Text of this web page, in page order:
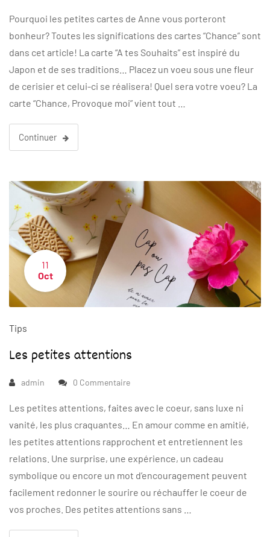
Pourquoi les petites cartes de Anne vous porteront
bonheur? Toutes les significations des cartes “Chance” sont
dans cet article! La carte “A tes Souhaits” est inspiré du
Japon et de ses traditions… Placez un voeu sous une fleur
de cerisier et celui-ci se réalisera! Quel sera votre voeu? La
carte “Chance, Provoque moi” vient tout …
Continuer
11
Oct
Tips
Les petites attentions
admin 0 Commentaire
Les petites attentions, faites avec le coeur, sans luxe ni
vanité, les plus craquantes… En amour comme en amitié,
les petites attentions rapprochent et entretiennent les
relations. Une surprise, une expérience, un cadeau
symbolique ou encore un mot d’encouragement peuvent
facilement redonner le sourire ou réchauffer le coeur de
vos proches. Des petites attentions sans …